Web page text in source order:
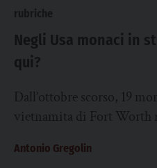
Negli Usa monaci in
qui?
Dall’ottobre scorso, 19
vietnamita di Fort Worth
Antonio Gregolin